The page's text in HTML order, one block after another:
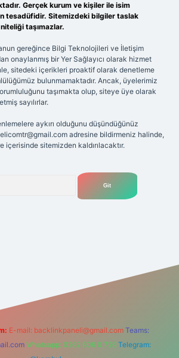
Gerçek kurum ve kişiler ile isim
tesadüfidir. Sitemizdeki bilgiler taslak
taşımazlar.
gereğince Bilgi Teknolojileri ve İletişim
onaylanmış bir Yer Sağlayıcı olarak hizmet
sitedeki içerikleri proaktif olarak denetleme
bulunmamaktadır. Ancak, üyelerimiz
taşımakta olup, siteye üye olarak
sayılırlar.
aykırı olduğunu düşündüğünüz
adresine bildirmeniz halinde,
içerisinde sitemizden kaldırılacaktır.
E-mail: backlinkpaneli@gmail.com Teams:
Whatsapp: 0262 606 0 726 Telegram: